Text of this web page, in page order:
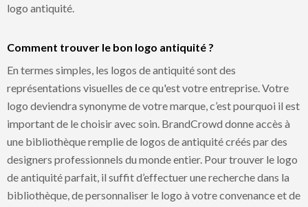
logo antiquité.
Comment trouver le bon logo antiquité ?
En termes simples, les logos de antiquité sont des
représentations visuelles de ce qu'est votre entreprise. Votre
logo deviendra synonyme de votre marque, c’est pourquoi il est
important de le choisir avec soin. BrandCrowd donne accès à
une bibliothèque remplie de logos de antiquité créés par des
designers professionnels du monde entier. Pour trouver le logo
de antiquité parfait, il suffit d’effectuer une recherche dans la
bibliothèque, de personnaliser le logo à votre convenance et de